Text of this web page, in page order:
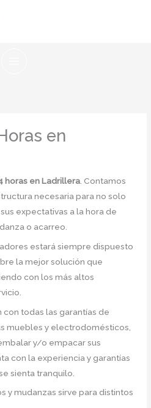
en
horas en Ladrillera . Contamos
necesaria para no solo
expectativas a la hora de
o acarreo.
estará siempre dispuesto
la mejor solución que
con los más altos
todas las garantías de
muebles y electrodomésticos,
y/o empacar sus
con la experiencia y garantías
sienta tranquilo.
y mudanzas sirve para distintos